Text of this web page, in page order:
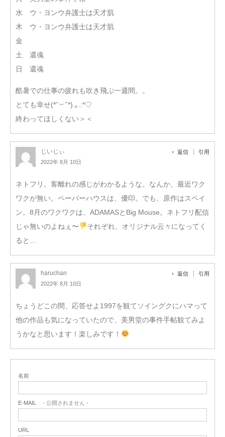
水 ウ・ヨンウ弁護士は天才肌
木 ウ・ヨンウ弁護士は天才肌
金
土 還魂
日 還魂
酷暑での仕事の疲れも吹き飛ぶ一週間。。
とても幸せ(*˘︶˘*).｡.:*♡
終わってほしくない＞＜
じいじぃ
2022年 8月 10日
返信 引用
ネトフリ。客離れの感じがわかるような。なんか、最近ワク
ワクが無い。ペーパーハウスは、優印。でも、原作はスペイ
ン。8月のワクワクは、ADAMASとBig Mouse。ネトフリ配信
じゃ無いのよねぇ〜
それぞれ、オリジナル云々になってく
ると…
haruchan
2022年 8月 10日
返信 引用
ちょうどこの間、応答せよ1997を観てソイングクにハマって
他の作品も気になっていたので、美男堂の事件手帖観てみよ
うかなと思います！楽しみです！
名前
E-MAIL - 公開されません -
URL